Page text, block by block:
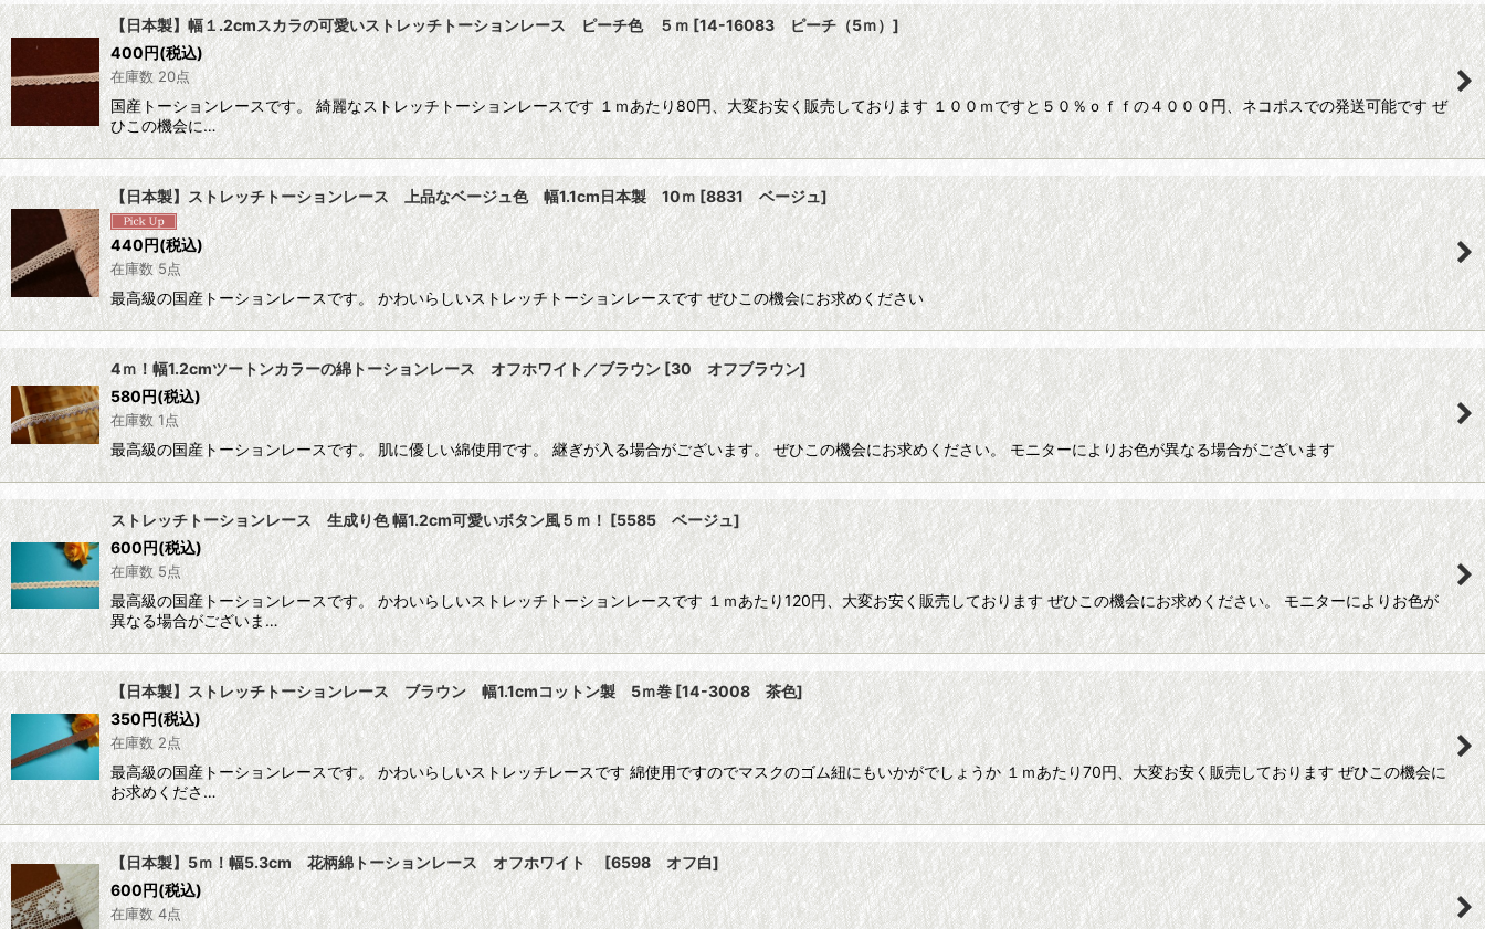
【日本製】幅１.2cmスカラの可愛いストレッチトーションレース ピーチ色 ５ｍ[14-16083 ピーチ（5ｍ）]
400円(税込)
在庫数 20点
国産トーションレースです。 綺麗なストレッチトーションレースです １ｍあたり80円、大変お安く販売しております １００ｍですと５０％ｏｆｆの４０００円、ネコポスでの発送可能です ぜ
ひこの機会に…
【日本製】ストレッチトーションレース 上品なベージュ色 幅1.1cm日本製 10ｍ[8831 ベージュ]
440円(税込)
在庫数 5点
最高級の国産トーションレースです。 かわいらしいストレッチトーションレースです ぜひこの機会にお求めください
4ｍ！幅1.2cmツートンカラーの綿トーションレース オフホワイト／ブラウン [30 オフブラウン]
580円(税込)
在庫数 1点
最高級の国産トーションレースです。 肌に優しい綿使用です。 継ぎが入る場合がございます。 ぜひこの機会にお求めください。 モニターによりお色が異なる場合がございます
ストレッチトーションレース 生成り色 幅1.2cm可愛いボタン風５ｍ！ [5585 ベージュ]
600円(税込)
在庫数 5点
最高級の国産トーションレースです。 かわいらしいストレッチトーションレースです １ｍあたり120円、大変お安く販売しております ぜひこの機会にお求めください。 モニターによりお色が
異なる場合がございま…
【日本製】ストレッチトーションレース ブラウン 幅1.1cmコットン製 5ｍ巻[14-3008 茶色]
350円(税込)
在庫数 2点
最高級の国産トーションレースです。 かわいらしいストレッチレースです 綿使用ですのでマスクのゴム紐にもいかがでしょうか １ｍあたり70円、大変お安く販売しております ぜひこの機会に
お求めくださ…
【日本製】5ｍ！幅5.3cm 花柄綿トーションレース オフホワイト [6598 オフ白]
600円(税込)
在庫数 4点